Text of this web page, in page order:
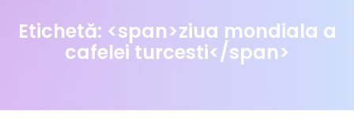
Etichetă: <span>ziua mondiala a
cafelei turcesti</span>